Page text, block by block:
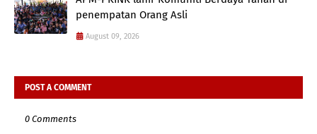
penempatan Orang Asli
August 09, 2026
POST A COMMENT
0 Comments